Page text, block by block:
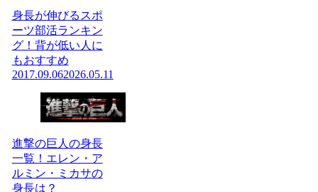
身長が伸びるスポ
ーツ部活ランキン
グ！背が低い人に
もおすすめ
2017.09.062026.05.11
進撃の巨人の身長
一覧！エレン・ア
ルミン・ミカサの
身長は？